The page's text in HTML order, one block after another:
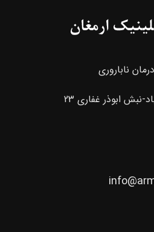
ناباروری
نبش ابوذر غفاری 23